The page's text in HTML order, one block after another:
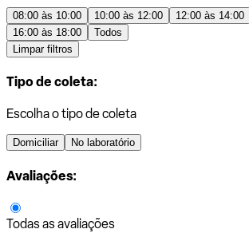
08:00 às 10:00 10:00 às 12:00 12:00 às 14:00
16:00 às 18:00
Todos
Limpar filtros
Tipo de coleta:
Escolha o tipo de coleta
Domiciliar No laboratório
Avaliações:
Todas as avaliações